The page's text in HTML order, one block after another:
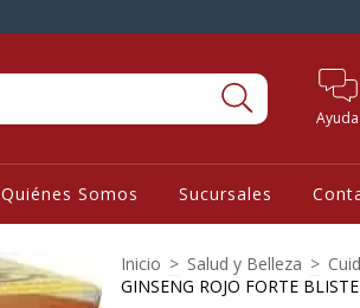
Ayuda
Quiénes Somos Sucursales
Inicio > Salud y Belleza >
GINSENG ROJO FORTE